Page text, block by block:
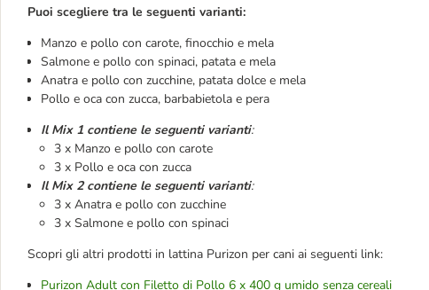
Puoi scegliere tra le seguenti varianti:
Manzo e pollo con carote, finocchio e mela
Salmone e pollo con spinaci, patata e mela
Anatra e pollo con zucchine, patata dolce e mela
Pollo e oca con zucca, barbabietola e pera
Il Mix 1 contiene le seguenti varianti:
3 x Manzo e pollo con carote
3 x Pollo e oca con zucca
Il Mix 2 contiene le seguenti varianti:
3 x Anatra e pollo con zucchine
3 x Salmone e pollo con spinaci
Scopri gli altri prodotti in lattina Purizon per cani ai seguenti link:
Purizon Adult con Filetto di Pollo 6 x 400 g umido senza cereali